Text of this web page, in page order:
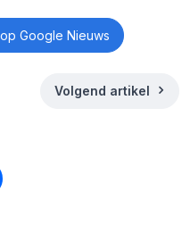
Google Nieuws
Volgend artikel